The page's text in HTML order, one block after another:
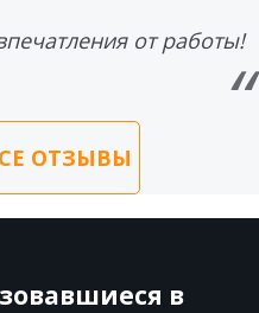
от работы!
ОТЗЫВЫ
в